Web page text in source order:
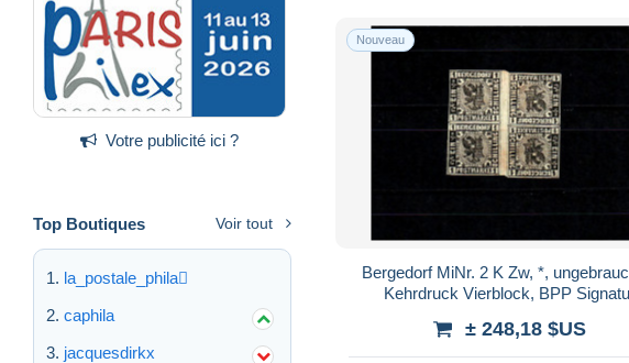
Votre publicité ici ?
Top Boutiques Voir tout
la_postale_phila
caphila
jacquesdirkx
Nouveau
Bergedorf MiNr. 2 K Zw, *,
Kehrdruck Vierblock, BPP
± 248,18 $US